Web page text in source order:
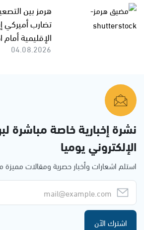
هرمز بين
تضارب أميركي
الإقليمية أمام
04.08.2026
نشرة إخبارية خاصة مباشرة
الإلكتروني يوميا
استلم اشعارات وأخبار حصرية ومقالات
اشترك الآن